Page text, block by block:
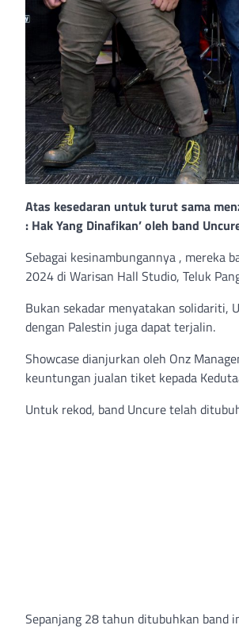
Atas kesedaran untuk turut sama
: Hak Yang Dinafikan’ oleh band
Sebagai kesinambungannya , mereka
2024 di Warisan Hall Studio, Teluk
Bukan sekadar menyatakan solidariti,
dengan Palestin juga dapat terjalin.
Showcase dianjurkan oleh Onz
keuntungan jualan tiket kepada
Untuk rekod, band Uncure telah
Sepanjang 28 tahun ditubuhkan band